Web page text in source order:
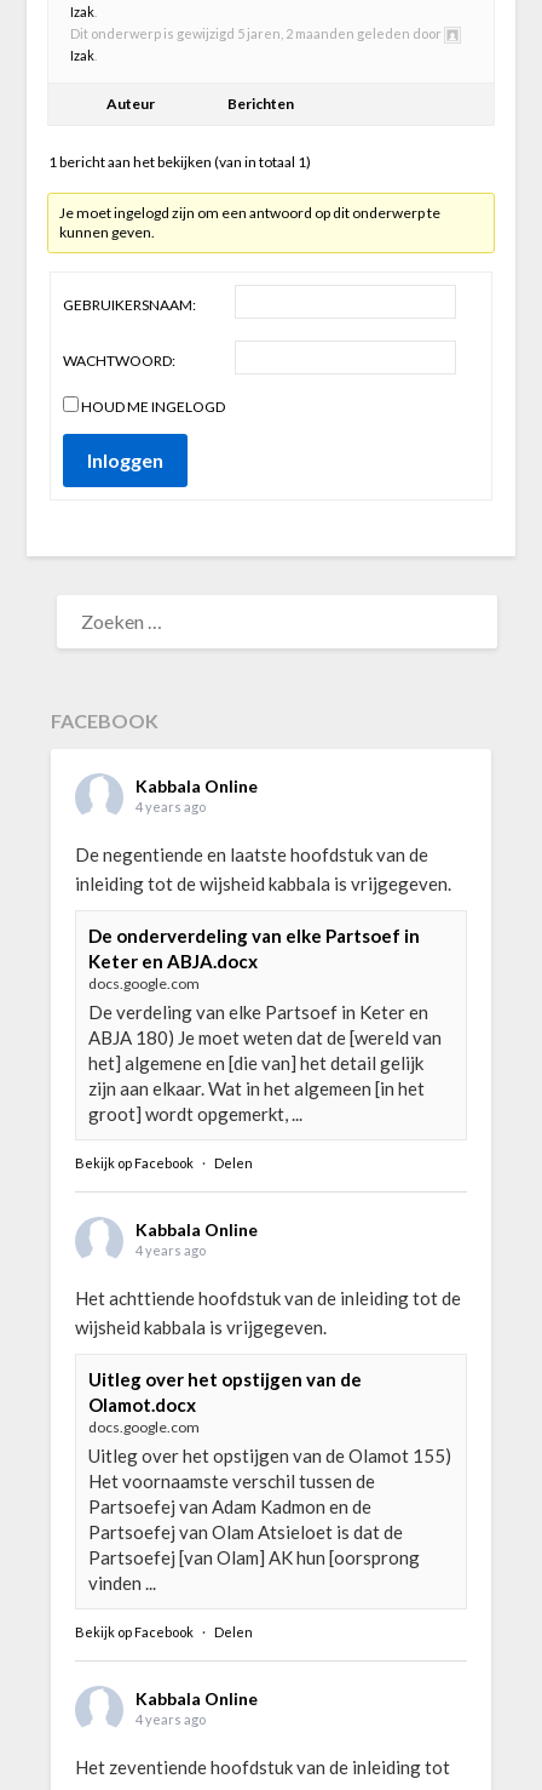
Izak.
Dit onderwerp is gewijzigd 5 jaren, 2 maanden geleden door
Izak.
Auteur Berichten
1 bericht aan het bekijken (van in totaal 1)
Je moet ingelogd zijn om een antwoord op dit onderwerp te
kunnen geven.
GEBRUIKERSNAAM:
WACHTWOORD:
HOUD ME INGELOGD
Inloggen
NAAR:
FACEBOOK
Kabbala Online
4 years ago
De negentiende en laatste hoofdstuk van de
inleiding tot de wijsheid kabbala is vrijgegeven.
De onderverdeling van elke Partsoef in
Keter en ABJA.docx
docs.google.com
De verdeling van elke Partsoef in Keter en
ABJA 180) Je moet weten dat de [wereld van
het] algemene en [die van] het detail gelijk
zijn aan elkaar. Wat in het algemeen [in het
groot] wordt opgemerkt, ...
Bekijk op Facebook · Delen
Kabbala Online
4 years ago
Het achttiende hoofdstuk van de inleiding tot de
wijsheid kabbala is vrijgegeven.
Uitleg over het opstijgen van de
Olamot.docx
docs.google.com
Uitleg over het opstijgen van de Olamot 155)
Het voornaamste verschil tussen de
Partsoefej van Adam Kadmon en de
Partsoefej van Olam Atsieloet is dat de
Partsoefej [van Olam] AK hun [oorsprong
vinden ...
Bekijk op Facebook · Delen
Kabbala Online
4 years ago
Het zeventiende hoofdstuk van de inleiding tot